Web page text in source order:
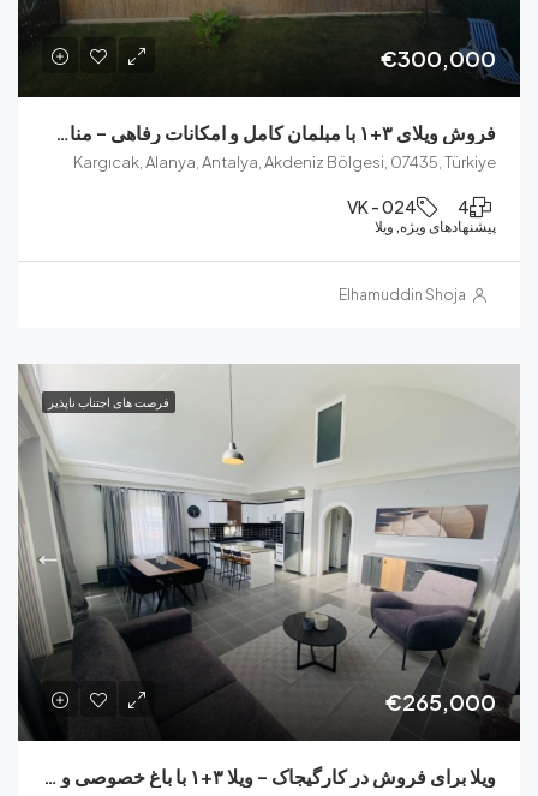
فروش ویلای ۳+۱ با مبلمان کامل و امکانات رفاهی – مناسب سکونت و سرمایه‌گذاری
Kargıcak, Alanya, Antalya, Akdeniz Bölgesi, 07435,
VK - 024
ویژه, ویلا
Elhamuddin
فرصت های اجتناب ناپذیر
ویلا برای فروش در کارگیجاک – ویلا ۳+۱ با باغ خصوصی و استخر